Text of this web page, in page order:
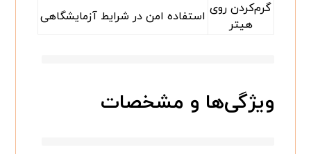
گرم‌کردن روی
هیتر
استفاده امن در شرایط آزمایشگاهی
ویژگی‌ها و مشخصات